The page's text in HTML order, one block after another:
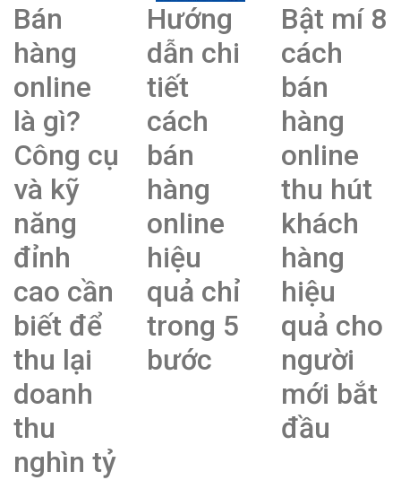
Bán
hàng
online
là gì?
Công cụ
và kỹ
năng
đỉnh
cao cần
biết để
thu lại
doanh
thu
nghìn tỷ
Hướng
dẫn chi
tiết
cách
bán
hàng
online
hiệu
quả chỉ
trong 5
bước
Bật mí 8
cách
bán
hàng
online
thu hút
khách
hàng
hiệu
quả cho
người
mới bắt
đầu